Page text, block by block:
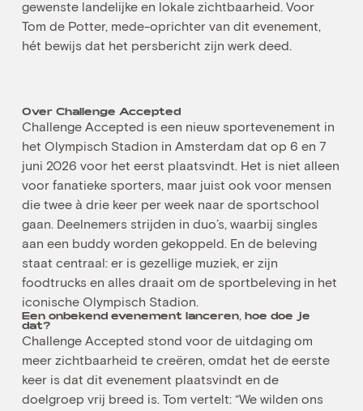
gewenste landelijke en lokale zichtbaarheid. Voor
Tom de Potter, mede-oprichter van dit evenement,
hét bewijs dat het persbericht zijn werk deed.
Over Challenge Accepted
Challenge Accepted is een nieuw sportevenement in
het Olympisch Stadion in Amsterdam dat op 6 en 7
juni 2026 voor het eerst plaatsvindt. Het is niet alleen
voor fanatieke sporters, maar juist ook voor mensen
die twee à drie keer per week naar de sportschool
gaan. Deelnemers strijden in duo’s, waarbij singles
aan een buddy worden gekoppeld. En de beleving
staat centraal: er is gezellige muziek, er zijn
foodtrucks en alles draait om de sportbeleving in het
iconische Olympisch Stadion.
Een onbekend evenement lanceren, hoe doe je
dat?
Challenge Accepted stond voor de uitdaging om
meer zichtbaarheid te creëren, omdat het de eerste
keer is dat dit evenement plaatsvindt en de
doelgroep vrij breed is. Tom vertelt: “We wilden ons